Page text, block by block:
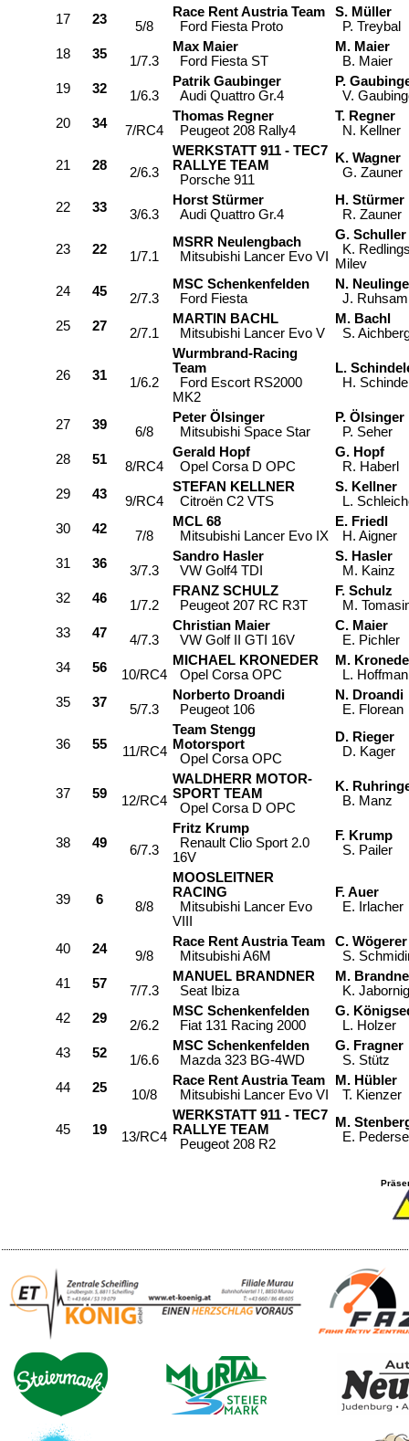
17
23 5/8
Race Rent Austria Team
Ford Fiesta Proto
S. Müller
P. Treybal
18
35 1/7.3
Max Maier
Ford Fiesta ST
M. Maier
B. Maier
19
32 1/6.3
Patrik Gaubinger
Audi Quattro Gr.4
P.
V.
20
34 7/RC4
Thomas Regner
Peugeot 208 Rally4
T. Regner
N. Kellner
21 28 2/6.3
WERKSTATT 911 - TEC7
RALLYE TEAM
Porsche 911
K. Wagner
G. Zauner
22 33 3/6.3
Horst Stürmer
Audi Quattro Gr.4
H. Stürmer
R. Zauner
23 22 1/7.1
MSRR Neulengbach
Mitsubishi Lancer Evo VI
G. Schuller
K.
Milev
24
45 2/7.3
MSC Schenkenfelden
Ford Fiesta
N.
J. Ruhsam
25
27 2/7.1
MARTIN BACHL
Mitsubishi Lancer Evo V
M. Bachl
S.
26 31 1/6.2
Wurmbrand-Racing
Team
Ford Escort RS2000
MK2
L.
H.
27 39 6/8
Peter Ölsinger
Mitsubishi Space Star
P. Ölsinger
P. Seher
28
51 8/RC4
Gerald Hopf
Opel Corsa D OPC
G. Hopf
R. Haberl
29
43 9/RC4
STEFAN KELLNER
Citroën C2 VTS
S. Kellner
L.
30
42 7/8
MCL 68
Mitsubishi Lancer Evo IX
E. Friedl
H. Aigner
31
36 3/7.3
Sandro Hasler
VW Golf4 TDI
S. Hasler
M. Kainz
32
46 1/7.2
FRANZ SCHULZ
Peugeot 207 RC R3T
F. Schulz
M.
33
47 4/7.3
Christian Maier
VW Golf II GTI 16V
C. Maier
E. Pichler
34
56 10/RC4
MICHAEL KRONEDER
Opel Corsa OPC
M.
L.
35
37 5/7.3
Norberto Droandi
Peugeot 106
N. Droandi
E. Florean
36 55 11/RC4
Team Stengg
Motorsport
Opel Corsa OPC
D. Rieger
D. Kager
37 59 12/RC4
WALDHERR MOTOR-
SPORT TEAM
Opel Corsa D OPC
K.
B. Manz
38 49 6/7.3
Fritz Krump
Renault Clio Sport 2.0
16V
F. Krump
S. Pailer
39 6 8/8
MOOSLEITNER
RACING
Mitsubishi Lancer Evo
VIII
F. Auer
E. Irlacher
40 24 9/8
Race Rent Austria Team
Mitsubishi A6M
C. Wögerer
S.
41
57 7/7.3
MANUEL BRANDNER
Seat Ibiza
M.
K. Jabornig
42
29 2/6.2
MSC Schenkenfelden
Fiat 131 Racing 2000
G.
L. Holzer
43
52 1/6.6
MSC Schenkenfelden
Mazda 323 BG-4WD
G. Fragner
S. Stütz
44
25 10/8
Race Rent Austria Team
Mitsubishi Lancer Evo VI
M. Hübler
T. Kienzer
45 19 13/RC4
WERKSTATT 911 - TEC7
RALLYE TEAM
Peugeot 208 R2
M.
E.